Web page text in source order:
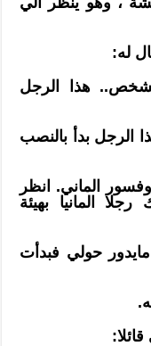
له:
هذا الرجل
الرجل بدأ بالنصب
الماني. انظر
المانيا بهيئة
حولي فبدأت